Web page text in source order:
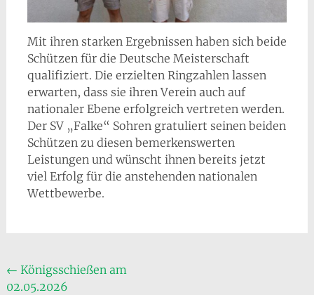
Mit ihren starken Ergebnissen haben sich beide
Schützen für die Deutsche Meisterschaft
qualifiziert. Die erzielten Ringzahlen lassen
erwarten, dass sie ihren Verein auch auf
nationaler Ebene erfolgreich vertreten werden.
Der SV „Falke“ Sohren gratuliert seinen beiden
Schützen zu diesen bemerkenswerten
Leistungen und wünscht ihnen bereits jetzt
viel Erfolg für die anstehenden nationalen
Wettbewerbe.
Beitragsnavigation
← Königsschießen am
02.05.2026